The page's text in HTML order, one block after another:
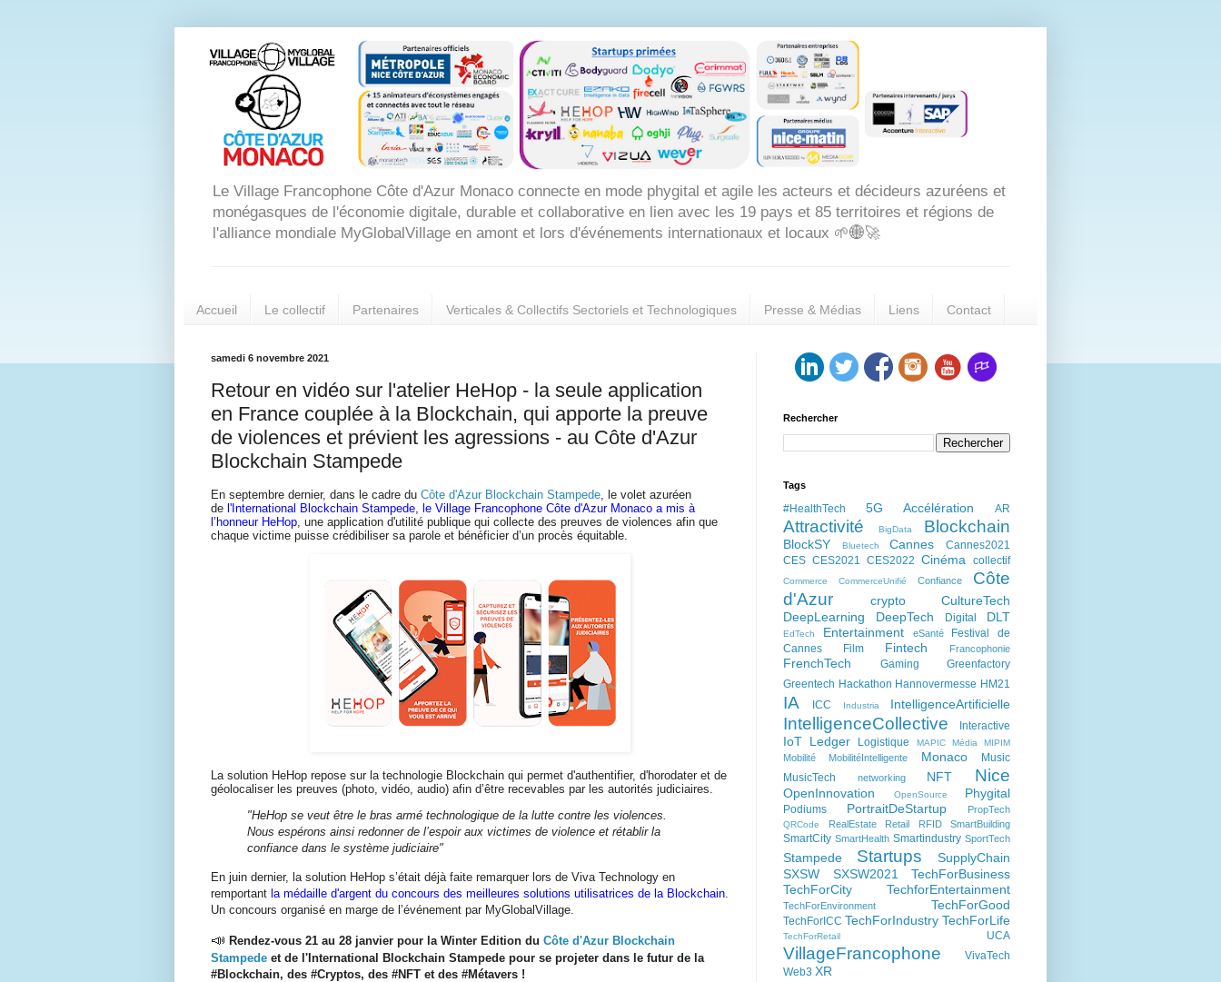
Le Village Francophone Côte d'Azur Monaco connecte en mode phygital et agile les acteurs et décideurs azuréens et
monégasques de l'économie digitale, durable et collaborative en lien avec les 19 pays et 85 territoires et régions de
l'alliance mondiale MyGlobalVillage en amont et lors d'événements internationaux et locaux 🌱🌐🚀
Accueil Le collectif Partenaires Verticales & Collectifs Sectoriels et Technologiques Presse & Médias Liens Contact
samedi 6 novembre 2021
Retour en vidéo sur l'atelier HeHop - la seule application
en France couplée à la Blockchain, qui apporte la preuve
de violences et prévient les agressions - au Côte d'Azur
Blockchain Stampede
En septembre dernier, dans le cadre du Côte d'Azur Blockchain Stampede , le volet azuréen
de l'International Blockchain Stampede
le Village Francophone Côte d'Azur Monaco a mis à
l’honneur HeHop , une application d'utilité publique qui collecte des preuves de violences afin que
chaque victime puisse crédibiliser sa parole et bénéficier d’un procès équitable.
La solution HeHop repose sur la technologie Blockchain qui permet d'authentifier, d'horodater et de
géolocaliser les preuves (photo, vidéo, audio) afin d’être recevables par les autorités judiciaires.
"HeHop se veut être le bras armé technologique de la lutte contre les violences.
Nous espérons ainsi redonner de l’espoir aux victimes de violence et rétablir la
confiance dans le système judiciaire"
En juin dernier, la solution HeHop s’était déjà faite remarquer lors de Viva Technology en
remportant la médaille d'argent du concours des meilleures solutions utilisatrices de la Blockchain
Un concours organisé en marge de l’événement par MyGlobalVillage.
📣 Rendez-vous 21 au 28 janvier pour la Winter Edition du Côte d'Azur Blockchain
Stampede et de l'International Blockchain Stampede pour se projeter dans le futur de la
#Blockchain, des #Cryptos, des #NFT et des #Métavers !
Rechercher
Tags
#HealthTech 5G Accélération AR
Attractivité BigData Blockchain
BlockSY Bluetech Cannes
Cannes2021
CES CES2021 CES2022 Cinéma collectif
Commerce CommerceUnifié Confiance
Côte
d'Azur
crypto
CultureTech
DeepLearning
DeepTech Digital DLT
EdTech Entertainment eSanté
Festival de
Cannes
Film Fintech Francophonie
FrenchTech Gaming
Greenfactory
Greentech Hackathon Hannovermesse HM21
IA ICC Industria IntelligenceArtificielle
IntelligenceCollective Interactive
IoT Ledger Logistique MAPIC Média MIPIM
Mobilité MobilitéIntelligente Monaco
Music
MusicTech
networking NFT Nice
OpenInnovation OpenSource Phygital
Podiums PortraitDeStartup PropTech
QRCode RealEstate Retail RFID SmartBuilding
SmartCity SmartHealth Smartindustry SportTech
Stampede Startups
SupplyChain
SXSW
SXSW2021
TechForBusiness
TechForCity
TechforEntertainment
TechForEnvironment TechForGood
TechForICC TechForIndustry TechForLife
TechForRetail UCA
VillageFrancophone
VivaTech
Web3 XR